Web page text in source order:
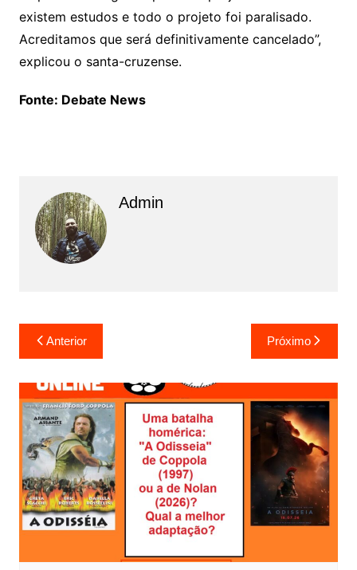
existem estudos e todo o projeto foi paralisado.
Acreditamos que será definitivamente cancelado”,
explicou o santa-cruzense.
Fonte: Debate News
Admin
a
v
e
g
a
ç
ã
o
d
Anterior Próximo